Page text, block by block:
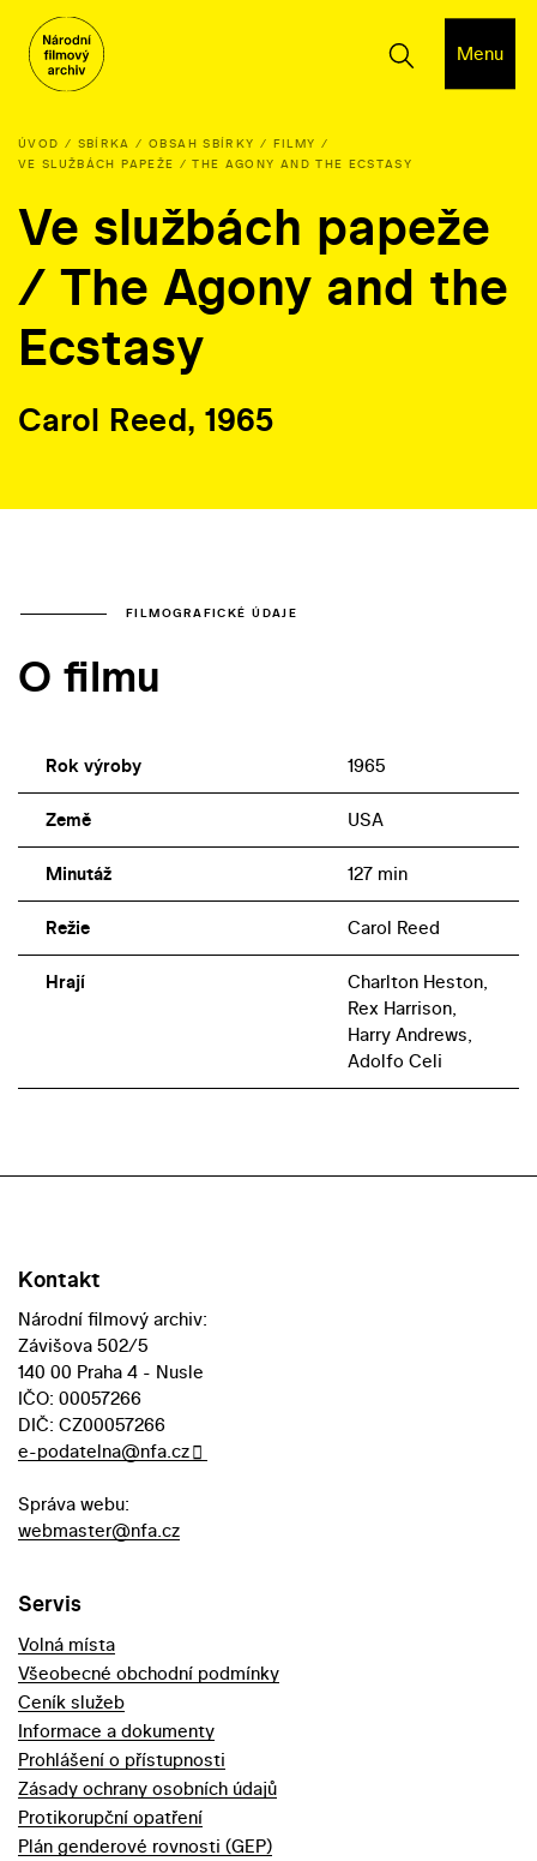
Menu
ÚVOD SBÍRKA OBSAH SBÍRKY
FILMY
VE SLUŽBÁCH PAPEŽE / THE AGONY AND THE ECSTASY
Ve službách papeže
/ The Agony and the
Ecstasy
Carol Reed, 1965
FILMOGRAFICKÉ ÚDAJE
O filmu
Rok výroby 1965
Země USA
Minutáž 127 min
Režie Carol Reed
Hrají
Charlton Heston,
Rex Harrison,
Harry Andrews,
Adolfo Celi
Kontakt
Národní filmový archiv:
Závišova 502/5
140 00 Praha 4 - Nusle
IČO: 00057266
DIČ: CZ00057266
e-podatelna@nfa.cz
Správa webu:
webmaster@nfa.cz
Servis
Volná místa
Všeobecné obchodní podmínky
Ceník služeb
Informace a dokumenty
Prohlášení o přístupnosti
Zásady ochrany osobních údajů
Protikorupční opatření
Plán genderové rovnosti (GEP)